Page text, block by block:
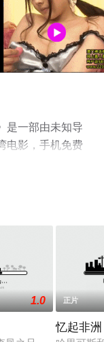
是一部由未知导
电影，手机免费
电影网，更多相
1.0 正片
忆起非